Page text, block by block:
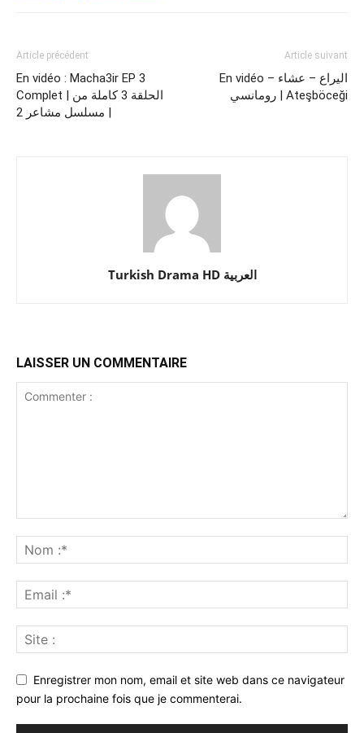
Article précédent
En vidéo : Macha3ir EP 3
Complet | الحلقة 3 كاملة من
مسلسل مشاعر 2 |
Article suivant
En vidéo – اليراع – عشاء
رومانسي | Ateşböceği
Turkish Drama HD العربية
LAISSER UN COMMENTAIRE
Enregistrer mon nom, email et site web dans ce navigateur
pour la prochaine fois que je commenterai.